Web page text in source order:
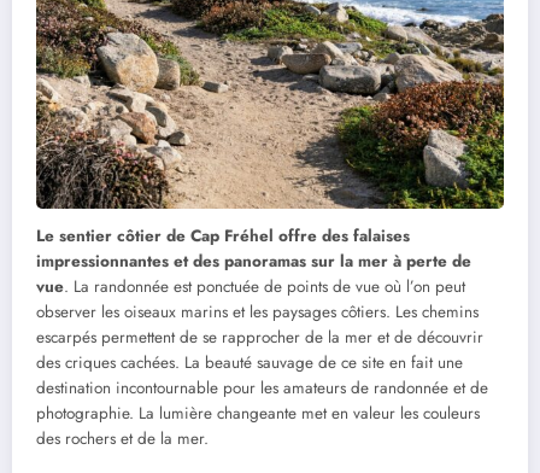
Le sentier côtier de Cap Fréhel offre des falaises
impressionnantes et des panoramas sur la mer à perte de
vue. La randonnée est ponctuée de points de vue où l’on peut
observer les oiseaux marins et les paysages côtiers. Les chemins
escarpés permettent de se rapprocher de la mer et de découvrir
des criques cachées. La beauté sauvage de ce site en fait une
destination incontournable pour les amateurs de randonnée et de
photographie. La lumière changeante met en valeur les couleurs
des rochers et de la mer.